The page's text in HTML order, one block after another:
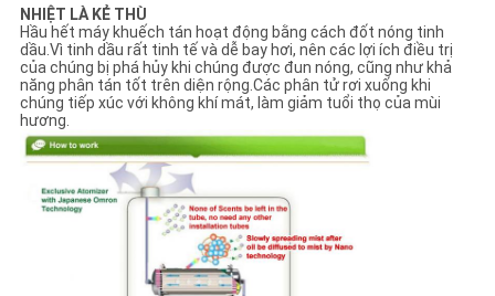
NHIỆT LÀ KẺ THÙ
Hầu hết máy khuếch tán hoạt động bằng cách đốt nóng tinh
dầu.Vì tinh dầu rất tinh tế và dễ bay hơi, nên các lợi ích điều trị
của chúng bị phá hủy khi chúng được đun nóng, cũng như khả
năng phân tán tốt trên diện rộng.Các phân tử rơi xuống khi
chúng tiếp xúc với không khí mát, làm giảm tuổi thọ của mùi
hương.